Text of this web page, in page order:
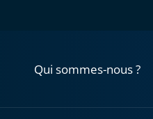
Qui sommes-nous ?